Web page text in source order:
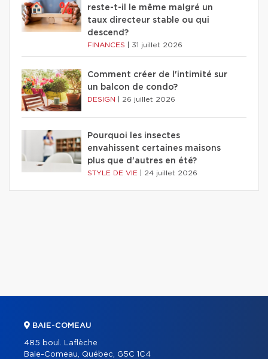
reste-t-il le même malgré un
taux directeur stable ou qui
descend?
FINANCES 31 juillet 2026
Comment créer de l'intimité sur
un balcon de condo?
DESIGN 26 juillet 2026
Pourquoi les insectes
envahissent certaines maisons
plus que d'autres en été?
STYLE DE VIE 24 juillet 2026
BAIE-COMEAU
485 boul. Laflèche
Baie-Comeau, Québec, G5C 1C4